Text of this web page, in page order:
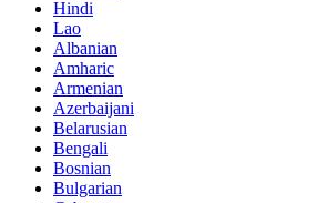
Hindi
Lao
Albanian
Amharic
Armenian
Azerbaijani
Belarusian
Bengali
Bosnian
Bulgarian